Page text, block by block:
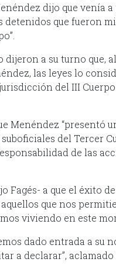
dijo que venía
detenidos que fueron
dijeron a su turno que,
las leyes lo
del III
Menéndez “presentó
del Tercer
de las
Fagés- a que el éxito
que nos
viviendo en este
dado entrada a su
a declarar”,